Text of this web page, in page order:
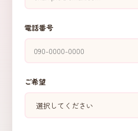
電話番号
ご希望